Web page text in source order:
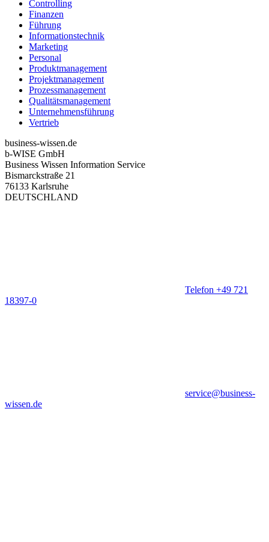
Controlling
Finanzen
Führung
Informationstechnik
Marketing
Personal
Produktmanagement
Projektmanagement
Prozessmanagement
Qualitätsmanagement
Unternehmensführung
Vertrieb
business-wissen.de
b-WISE GmbH
Business Wissen Information Service
Bismarckstraße 21
76133 Karlsruhe
DEUTSCHLAND
Telefon +49 721
18397-0
service@business-
wissen.de